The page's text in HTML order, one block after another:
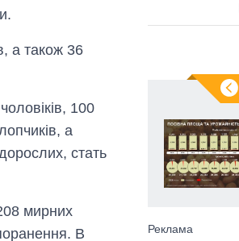
а також 36
100
а
стать
мирних
В
Вісім масованих
ударів по Україні
за літо: Київ та